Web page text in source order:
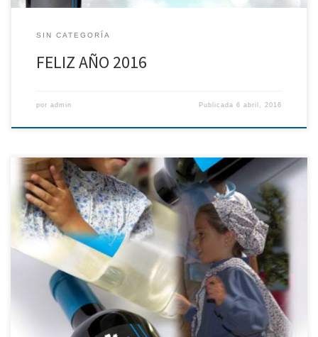
SIN CATEGORÍA
FELIZ AÑO 2016
por admin Publicada6 abril, 2016